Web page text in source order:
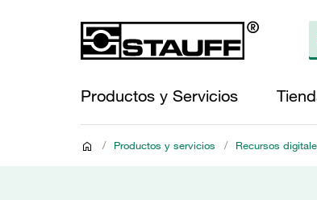
Productos y Servicios
/ Productos y servicios / Recursos